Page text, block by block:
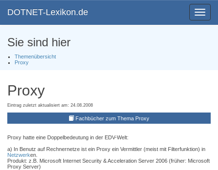
Toggle
DOTNET-Lexikon.de
Sie sind hier
Themenübersicht
Proxy
Proxy
Eintrag zuletzt aktualisiert am: 24.08.2008
Fachbücher zum Thema Proxy
Proxy hatte eine Doppelbedeutung in der EDV-Welt:
a) In Benutz auf Rechnernetze ist ein Proxy ein Vermittler (meist mit Filterfunktion) in
Netzwerken.
Produkt: z.B. Microsoft Internet Security & Acceleration Server 2006 (früher: Microsoft
Proxy Server)